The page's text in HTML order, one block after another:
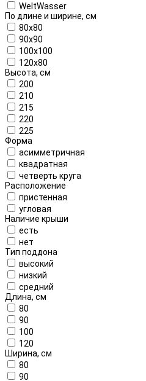
WeltWasser
По длине и ширине, см
80x80
90x90
100x100
120x80
Высота, см
200
210
215
220
225
Форма
асимметричная
квадратная
четверть круга
Расположение
пристенная
угловая
Наличие крыши
есть
нет
Тип поддона
высокий
низкий
средний
Длина, см
80
90
100
120
Ширина, см
80
90